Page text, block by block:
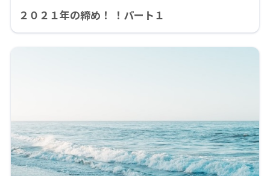
２０２１年の締め！ ！パート１